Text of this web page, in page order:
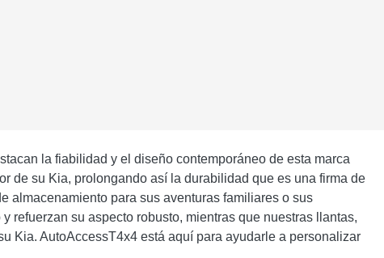
la fiabilidad y el diseño contemporáneo de esta marca
de su Kia, prolongando así la durabilidad que es una firma de
almacenamiento para sus aventuras familiares o sus
refuerzan su aspecto robusto, mientras que nuestras llantas,
Kia. AutoAccessT4x4 está aquí para ayudarle a personalizar